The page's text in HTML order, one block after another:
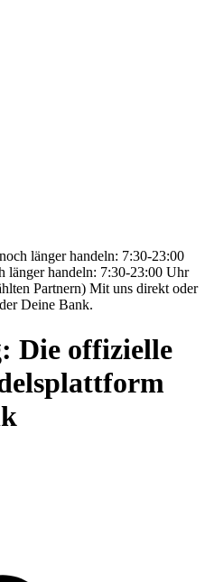
länger handeln: 7:30-23:00
länger handeln: 7:30-23:00 Uhr
Partnern) Mit uns direkt oder
Deine Bank.
Die offizielle